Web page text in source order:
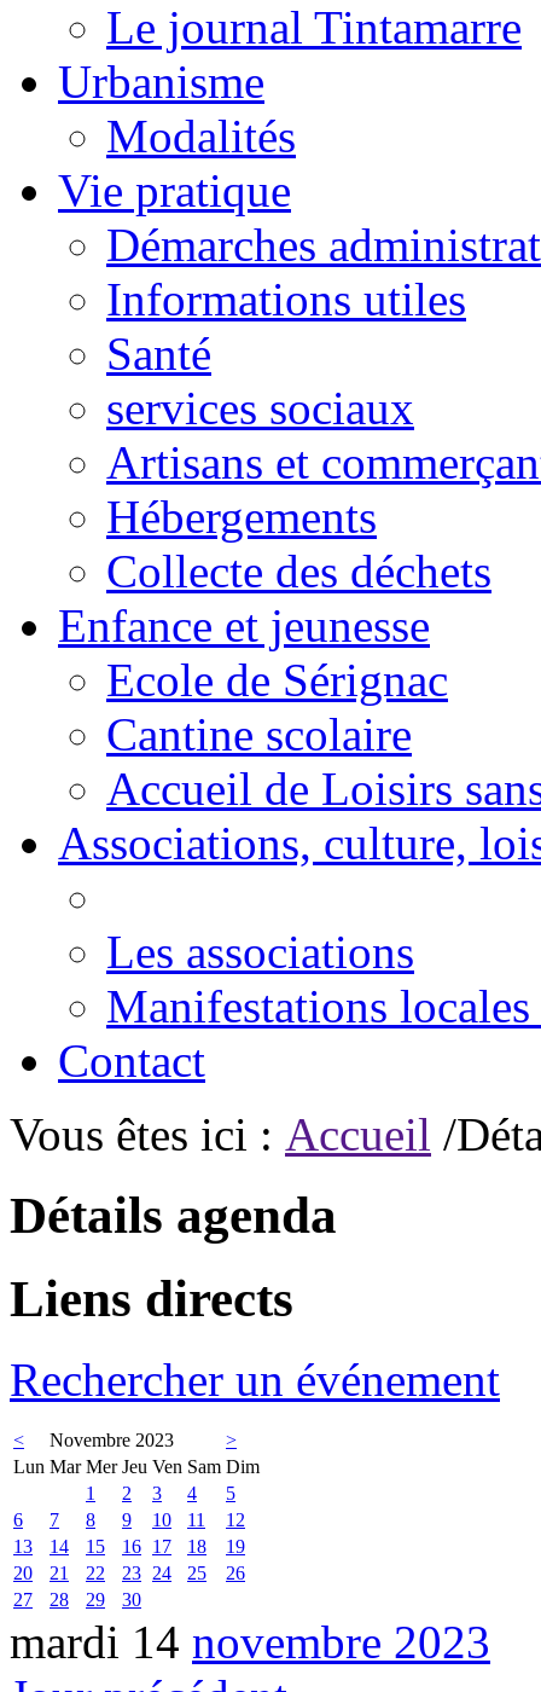
Le journal Tintamarre
Urbanisme
Modalités
Vie pratique
Démarches
Informations utiles
Santé
services sociaux
Artisans et
Hébergements
Collecte des déchets
Enfance et jeunesse
Ecole de Sérignac
Cantine scolaire
Accueil de Loisirs
Associations, culture,
Les associations
Manifestations locales
Contact
Vous êtes ici : Accueil /
Détails agenda
Liens directs
Rechercher un événement
< Novembre 2023
>
Lun Mar Mer Jeu Ven Sam Dim
1
2 3 4
5
6
7 8 9 10 11
12
13
14 15 16 17 18
19
20
21 22 23 24 25
26
27
28 29 30
mardi 14 novembre 2023